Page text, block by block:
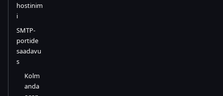
hostinim
i
SMTP-
portide
saadavu
s
Kolm
anda